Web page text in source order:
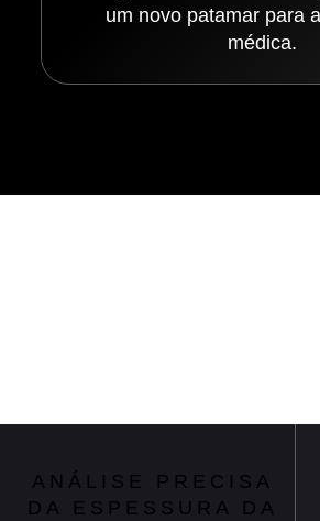
um novo patamar para
médica.
ANÁLISE PRECISA
DA ESPESSURA DA